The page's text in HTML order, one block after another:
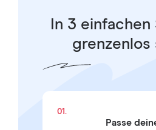
In 3
grenzenlos
01.
Passe